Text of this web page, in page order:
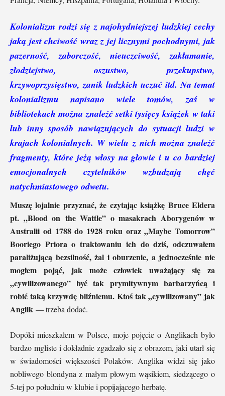
Kolonializm rodzi się z najohydniejszej ludzkiej cechy
jaką jest chciwość wraz z jej licznymi pochodnymi, jak
pazerność, zaborczość, nieuczciwość, zakłamanie,
złodziejstwo, oszustwo, przekupstwo,
krzywoprzysięstwo, zanik ludzkich uczuć itd. Na temat
kolonializmu napisano wiele tomów, zaś w
bibliotekach można znaleźć setki tysięcy książek w taki
lub inny sposób nawiązujących do sytuacji ludzi w
krajach kolonialnych. W wielu z nich można znaleźć
fragmenty, które jeżą włosy na głowie i u co bardziej
emocjonalnych czytelników wzbudzają chęć
natychmiastowego odwetu.
Muszę lojalnie przyznać, że czytając książkę Bruce Eldera
pt. „Blood on the Wattle” o masakrach Aborygenów w
Australii od 1788 do 1928 roku oraz „Maybe Tomorrow”
Booriego Priora o traktowaniu ich do dziś, odczuwałem
paraliżującą bezsilność, żal i oburzenie, a jednocześnie nie
mogłem pojąć, jak może człowiek uważający się za
„cywilizowanego” być tak prymitywnym barbarzyńcą i
robić taką krzywdę bliźniemu. Ktoś tak „cywilizowany” jak
Anglik — trzeba dodać.
Dopóki mieszkałem w Polsce, moje pojęcie o Anglikach było
bardzo mgliste i dokładnie zgadzało się z obrazem, jaki utarł się
w świadomości większości Polaków. Anglika widzi się jako
nobliwego blondyna z małym płowym wąsikiem, siedzącego o
5-tej po południu w klubie i popijającego herbatę.